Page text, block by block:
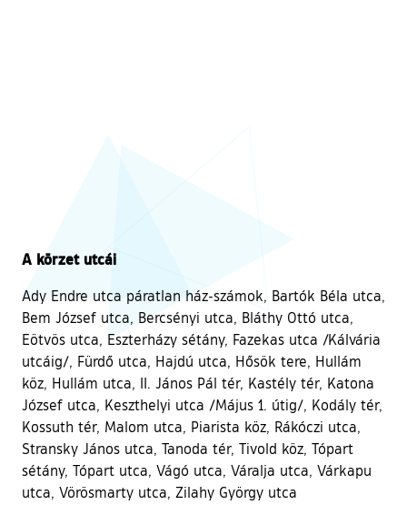
A körzet utcái
Ady Endre utca páratlan ház-számok, Bartók Béla utca,
Bem József utca, Bercsényi utca, Bláthy Ottó utca,
Eötvös utca, Eszterházy sétány, Fazekas utca /Kálvária
utcáig/, Fürdő utca, Hajdú utca, Hősök tere, Hullám
köz, Hullám utca, II. János Pál tér, Kastély tér, Katona
József utca, Keszthelyi utca /Május 1. útig/, Kodály tér,
Kossuth tér, Malom utca, Piarista köz, Rákóczi utca,
Stransky János utca, Tanoda tér, Tivold köz, Tópart
sétány, Tópart utca, Vágó utca, Váralja utca, Várkapu
utca, Vörösmarty utca, Zilahy György utca